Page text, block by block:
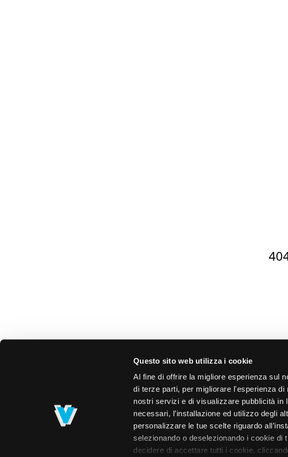
Questo sito web utilizza i cookie
Al fine di offrire la migliore esperienza sul
di terze parti, per migliorare l'esperienza
nostri servizi e di visualizzare pubblicità in
necessari, l’installazione ed utilizzo degli
personalizzare le tue scelte riguardo
selezionando o deselezionando i cookie di
decidere di accettare tutti i cookie,